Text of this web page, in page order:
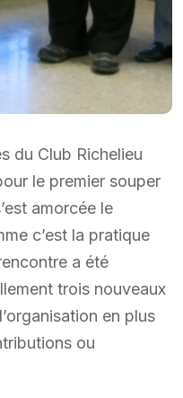
du Club Richelieu
le premier souper
amorcée le
c’est la pratique
a été
trois nouveaux
en plus
ou